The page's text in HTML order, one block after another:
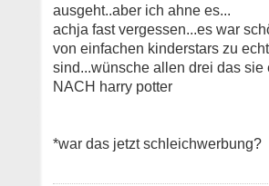
ausgeht..aber ich ahne es...
achja fast vergessen...es war
von einfachen kinderstars zu
sind...wünsche allen drei das
NACH harry potter
*war das jetzt schleichwerbung?